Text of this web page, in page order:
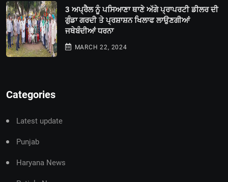
3 ਅਪ੍ਰੈਲ ਨੂੰ ਪਸਿਆਣਾ ਥਾਣੇ ਅੱਗੇ ਪ੍ਰਾਪਰਟੀ ਡੀਲਰ ਦੀ
ਗੁੰਡਾ ਗਰਦੀ ਤੇ ਪ੍ਰਸ਼ਾਸ਼ਨ ਖਿਲਾਫ ਲਾਉਣਗੀਆਂ
ਜਥੇਬੰਦੀਆਂ ਧਰਨਾ
MARCH 22, 2024
Categories
Latest update
Punjab
Haryana News